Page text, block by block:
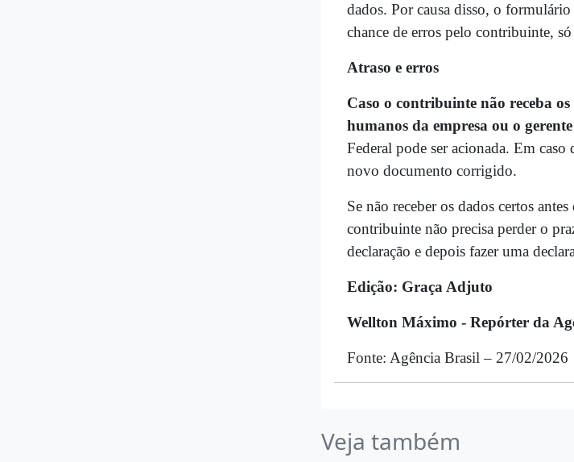
dados. Por causa disso, o
chance de erros pelo contribuinte,
Atraso e erros
Caso o contribuinte não receba
humanos da empresa ou o
Federal pode ser acionada. Em
novo documento corrigido.
Se não receber os dados certos
contribuinte não precisa perder o
declaração e depois fazer uma
Edição: Graça Adjuto
Wellton Máximo - Repórter da
Fonte: Agência Brasil – 27/02/2026
Veja também